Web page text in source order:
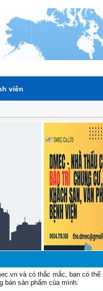
và có thắc mắc, bạn có
bán sản phẩm của mình.
viên